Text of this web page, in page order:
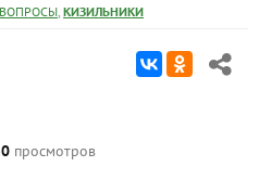
ВОПРОСЫ, КИЗИЛЬНИКИ
просмотров